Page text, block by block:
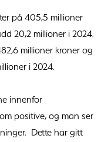
på 405,5 millioner
20,2 millioner i 2024.
millioner kroner og
i 2024.
innenfor
positive, og man ser
Dette har gitt